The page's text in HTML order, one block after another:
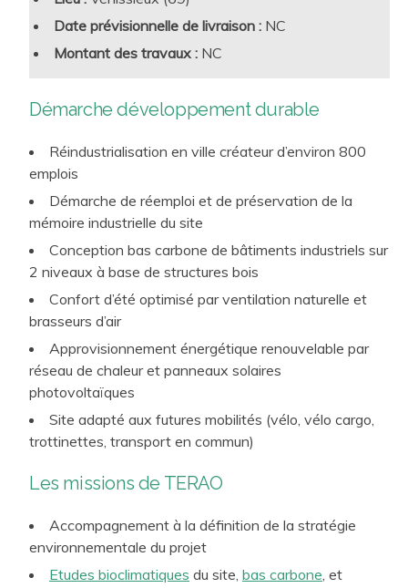
Date prévisionnelle de livraison : NC
Montant des travaux : NC
Démarche développement durable
Réindustrialisation en ville créateur d’environ 800
emplois
Démarche de réemploi et de préservation de la
mémoire industrielle du site
Conception bas carbone de bâtiments industriels sur
2 niveaux à base de structures bois
Confort d’été optimisé par ventilation naturelle et
brasseurs d’air
Approvisionnement énergétique renouvelable par
réseau de chaleur et panneaux solaires
photovoltaïques
Site adapté aux futures mobilités (vélo, vélo cargo,
trottinettes, transport en commun)
Les missions de TERAO
Accompagnement à la définition de la stratégie
environnementale du projet
Etudes bioclimatiques du site, bas carbone , et